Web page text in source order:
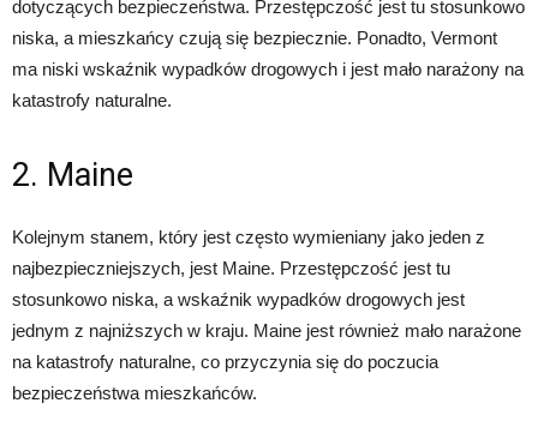
dotyczących bezpieczeństwa. Przestępczość jest tu stosunkowo
niska, a mieszkańcy czują się bezpiecznie. Ponadto, Vermont
ma niski wskaźnik wypadków drogowych i jest mało narażony na
katastrofy naturalne.
2. Maine
Kolejnym stanem, który jest często wymieniany jako jeden z
najbezpieczniejszych, jest Maine. Przestępczość jest tu
stosunkowo niska, a wskaźnik wypadków drogowych jest
jednym z najniższych w kraju. Maine jest również mało narażone
na katastrofy naturalne, co przyczynia się do poczucia
bezpieczeństwa mieszkańców.